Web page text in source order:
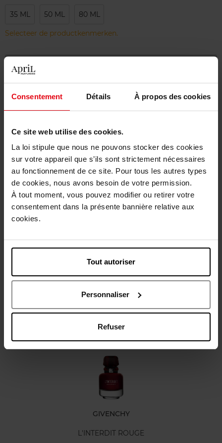
Consentement Détails À propos des cookies
Ce site web utilise des cookies.
La loi stipule que nous ne pouvons stocker des cookies
sur votre appareil que s’ils sont strictement nécessaires
au fonctionnement de ce site. Pour tous les autres types
de cookies, nous avons besoin de votre permission.
À tout moment, vous pouvez modifier ou retirer votre
consentement dans la présente bannière relative aux
cookies.
Tout autoriser
Personnaliser
Refuser
35 ML 50 ML 80 ML
Selecteer de productkenmerken.
Gratis levering bij aankoop van min. 55€
Gratis retour in je winkelpunt
Gratis verpakking
Beschrijving
Gebruiksadvies
Nieuw
GIVENCHY
L'INTERDIT ROUGE